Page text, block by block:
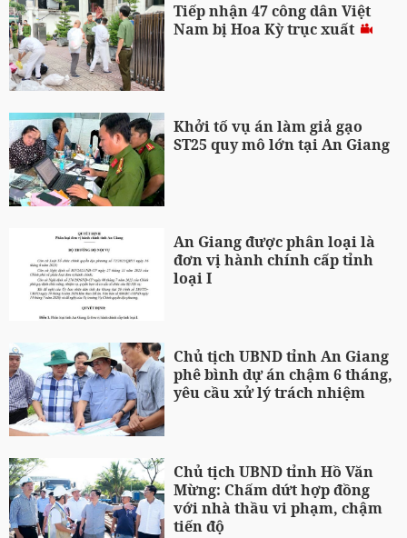
Tiếp nhận 47 công dân Việt
Nam bị Hoa Kỳ trục xuất
Khởi tố vụ án làm giả gạo
ST25 quy mô lớn tại An Giang
An Giang được phân loại là
đơn vị hành chính cấp tỉnh
loại I
Chủ tịch UBND tỉnh An Giang
phê bình dự án chậm 6 tháng,
yêu cầu xử lý trách nhiệm
Chủ tịch UBND tỉnh Hồ Văn
Mừng: Chấm dứt hợp đồng
với nhà thầu vi phạm, chậm
tiến độ